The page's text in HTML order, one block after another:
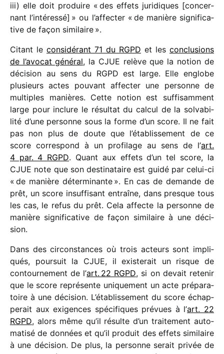
iii) elle doit produire « des effets juri­diques [concer­
nant l’intéressé] » ou l’affecter « de manière signi­fi­ca­
tive de façon simi­laire ».
Citant le consi­dé­rant 71 du RGPD et les conclu­sions
de l’avocat géné­ral, la CJUE relève que la notion de
déci­sion au sens du RGPD est large. Elle englobe
plusieurs actes pouvant affec­ter une personne de
multiples manières. Cette notion est suffi­sam­ment
large pour inclure le résul­tat du calcul de la solva­bi­
lité d’une personne sous la forme d’un score. Il ne fait
pas non plus de doute que l’établissement de ce
score corres­pond à un profi­lage au sens de l’art.
4 par. 4 RGPD. Quant aux effets d’un tel score, la
CJUE note que son desti­na­taire est guidé par celui-ci
« de manière déter­mi­nante ». En cas de demande de
prêt, un score insuf­fi­sant entraîne, dans presque tous
les cas, le refus du prêt. Cela affecte la personne de
manière signi­fi­ca­tive de façon simi­laire à une déci­
sion.
Dans des circons­tances où trois acteurs sont impli­
qués, pour­suit la CJUE, il exis­te­rait un risque de
contour­ne­ment de l’art. 22 RGPD, si on devait rete­nir
que le score repré­sente unique­ment un acte prépa­ra­
toire à une déci­sion. L’établissement du score échap­
pe­rait aux exigences spéci­fiques prévues à l’art. 22
RGPD, alors même qu’il résulte d’un trai­te­ment auto­
ma­tisé de données et qu’il produit des effets simi­laire
à une déci­sion. De plus, la personne serait privée de